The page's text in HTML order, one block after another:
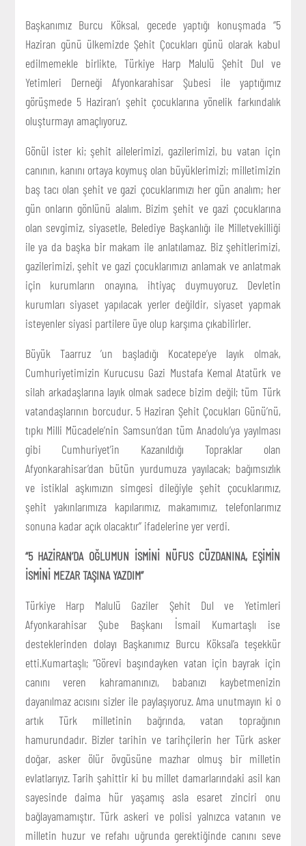
Başkanımız Burcu Köksal, gecede yaptığı konuşmada “5
Haziran günü ülkemizde Şehit Çocukları günü olarak kabul
edilmemekle birlikte, Türkiye Harp Malulü Şehit Dul ve
Yetimleri Derneği Afyonkarahisar Şubesi ile yaptığımız
görüşmede 5 Haziran’ı şehit çocuklarına yönelik farkındalık
oluşturmayı amaçlıyoruz.
Gönül ister ki; şehit ailelerimizi, gazilerimizi, bu vatan için
canının, kanını ortaya koymuş olan büyüklerimizi; milletimizin
baş tacı olan şehit ve gazi çocuklarımızı her gün analım; her
gün onların gönlünü alalım. Bizim şehit ve gazi çocuklarına
olan sevgimiz, siyasetle, Belediye Başkanlığı ile Milletvekilliği
ile ya da başka bir makam ile anlatılamaz. Biz şehitlerimizi,
gazilerimizi, şehit ve gazi çocuklarımızı anlamak ve anlatmak
için kurumların onayına, ihtiyaç duymuyoruz. Devletin
kurumları siyaset yapılacak yerler değildir, siyaset yapmak
isteyenler siyasi partilere üye olup karşıma çıkabilirler.
Büyük Taarruz ’un başladığı Kocatepe’ye layık olmak,
Cumhuriyetimizin Kurucusu Gazi Mustafa Kemal Atatürk ve
silah arkadaşlarına layık olmak sadece bizim değil; tüm Türk
vatandaşlarının borcudur. 5 Haziran Şehit Çocukları Günü’nü,
tıpkı Milli Mücadele’nin Samsun’dan tüm Anadolu’ya yayılması
gibi Cumhuriyet’in Kazanıldığı Topraklar olan
Afyonkarahisar’dan bütün yurdumuza yayılacak; bağımsızlık
ve istiklal aşkımızın simgesi dileğiyle şehit çocuklarımız,
şehit yakınlarımıza kapılarımız, makamımız, telefonlarımız
sonuna kadar açık olacaktır” ifadelerine yer verdi.
“5 HAZİRAN’DA OĞLUMUN İSMİNİ NÜFUS CÜZDANINA, EŞİMİN
İSMİNİ MEZAR TAŞINA YAZDIM”
Türkiye Harp Malulü Gaziler Şehit Dul ve Yetimleri
Afyonkarahisar Şube Başkanı İsmail Kumartaşlı ise
desteklerinden dolayı Başkanımız Burcu Köksal’a teşekkür
etti.Kumartaşlı; “Görevi başındayken vatan için bayrak için
canını veren kahramanınızı, babanızı kaybetmenizin
dayanılmaz acısını sizler ile paylaşıyoruz. Ama unutmayın ki o
artık Türk milletinin bağrında, vatan toprağının
hamurundadır. Bizler tarihin ve tarihçilerin her Türk asker
doğar, asker ölür övgüsüne mazhar olmuş bir milletin
evlatlarıyız. Tarih şahittir ki bu millet damarlarındaki asil kan
sayesinde daima hür yaşamış asla esaret zinciri onu
bağlayamamıştır. Türk askeri ve polisi yalnızca vatanın ve
milletin huzur ve refahı uğrunda gerektiğinde canını seve